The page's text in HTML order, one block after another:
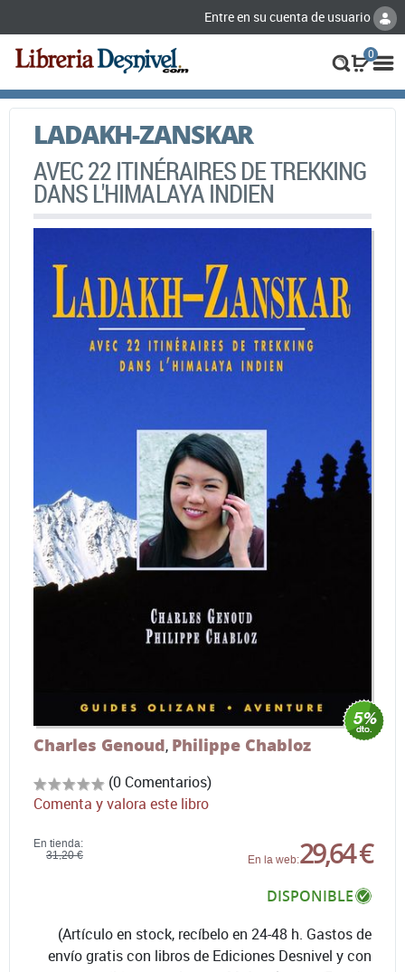
Entre en su cuenta de usuario
0
LADAKH-ZANSKAR
AVEC 22 ITINÉRAIRES DE TREKKING
DANS L'HIMALAYA INDIEN
Charles Genoud, Philippe Chabloz
(0 Comentarios)
Comenta y valora este libro
En tienda:
31,20 €
En la web:29,64 €
DISPONIBLE
(Artículo en stock, recíbelo en 24-48 h. Gastos de
envío gratis con libros de Ediciones Desnivel y con